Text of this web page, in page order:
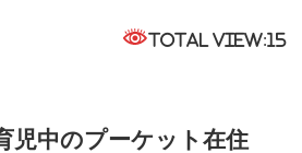
Total View:15
児中のプーケット在住